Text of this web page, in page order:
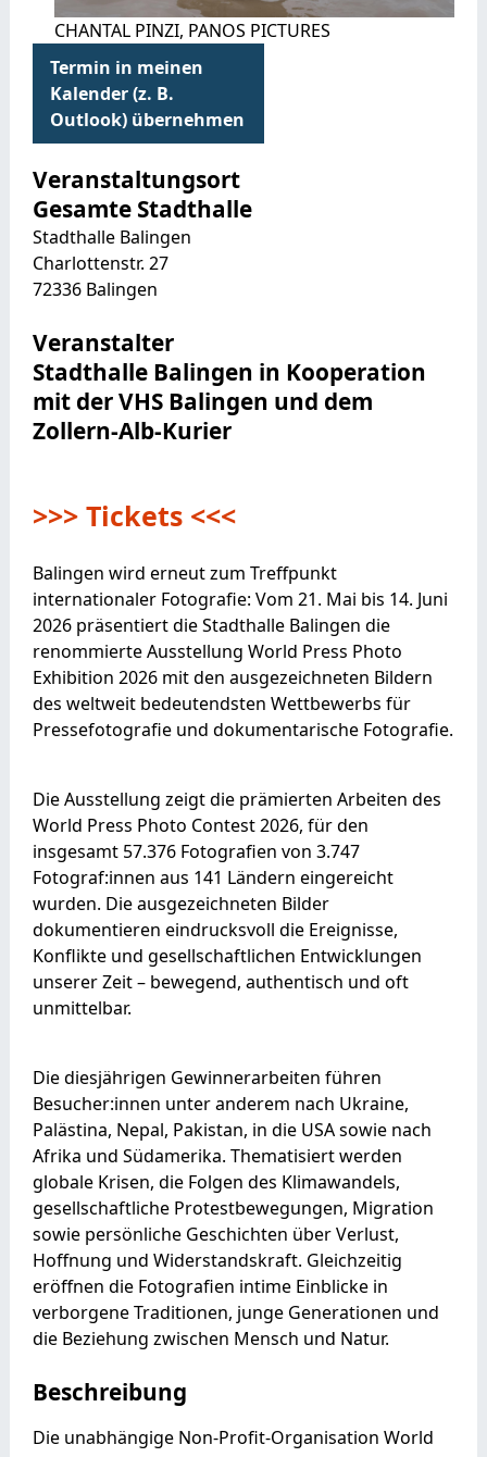
CHANTAL PINZI, PANOS PICTURES
Termin in meinen
Kalender (z. B.
Outlook) übernehmen
Veranstaltungsort
Gesamte Stadthalle
Stadthalle Balingen
Charlottenstr. 27
72336 Balingen
Veranstalter
Stadthalle Balingen in Kooperation
mit der VHS Balingen und dem
Zollern-Alb-Kurier
>>> Tickets <<<
Balingen wird erneut zum Treffpunkt
internationaler Fotografie: Vom 21. Mai bis 14. Juni
2026 präsentiert die Stadthalle Balingen die
renommierte Ausstellung World Press Photo
Exhibition 2026 mit den ausgezeichneten Bildern
des weltweit bedeutendsten Wettbewerbs für
Pressefotografie und dokumentarische Fotografie.
Die Ausstellung zeigt die prämierten Arbeiten des
World Press Photo Contest 2026, für den
insgesamt 57.376 Fotografien von 3.747
Fotograf:innen aus 141 Ländern eingereicht
wurden. Die ausgezeichneten Bilder
dokumentieren eindrucksvoll die Ereignisse,
Konflikte und gesellschaftlichen Entwicklungen
unserer Zeit – bewegend, authentisch und oft
unmittelbar.
Die diesjährigen Gewinnerarbeiten führen
Besucher:innen unter anderem nach Ukraine,
Palästina, Nepal, Pakistan, in die USA sowie nach
Afrika und Südamerika. Thematisiert werden
globale Krisen, die Folgen des Klimawandels,
gesellschaftliche Protestbewegungen, Migration
sowie persönliche Geschichten über Verlust,
Hoffnung und Widerstandskraft. Gleichzeitig
eröffnen die Fotografien intime Einblicke in
verborgene Traditionen, junge Generationen und
die Beziehung zwischen Mensch und Natur.
Beschreibung
Die unabhängige Non-Profit-Organisation World